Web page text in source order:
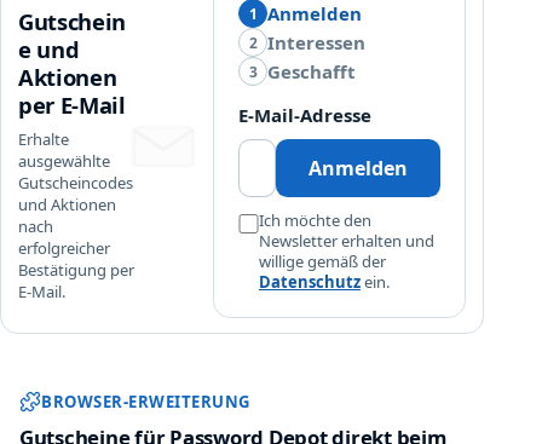
Gutschein
e und
Aktionen
per E-Mail
Erhalte
ausgewählte
Gutscheincodes
und Aktionen
nach
erfolgreicher
Bestätigung per
E-Mail.
1 Anmelden
2 Interessen
3 Geschafft
E-Mail-Adresse
Anmelden
Ich möchte den
Newsletter erhalten und
willige gemäß der
Datenschutzein.
Sparwat Browser-Erweiterung und
BROWSER-ERWEITERUNG
Gutscheine für Password Depot direkt beim